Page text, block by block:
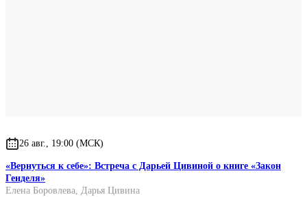
26 авг., 19:00 (МСК)
«Вернуться к себе»: Встреча с Дарьей Цивиной о книге «Закон
Генделя»
Елена Боровлева, Дарья Цивина